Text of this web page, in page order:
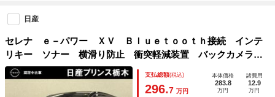
日産
セレナ ｅ－パワー ＸＶ Ｂｌｕｅｔｏｏｔｈ接続 インテ
リキー ソナー 横滑り防止 衝突軽減装置 バックカメラ
ＬＥＤヘッドライト アイドリングストップ パワーステアリ
ング アラウンドビュー パワーウインドウ 電動格納ミラー
支払総額(税込)
296.7 万円
本体価格
283.8
万円
諸費用
12.9
万円